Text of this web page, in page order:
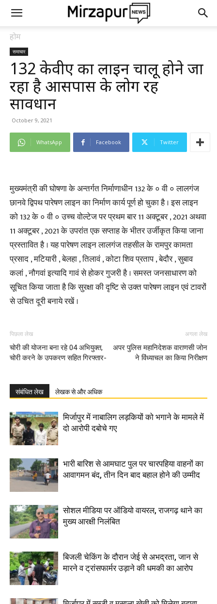
होम
समाचार
132 केवीए का लाइन चालू होने जा
रहा है आसपास के लोग रहें
सावधान
October 9, 2021
WhatsApp Facebook Twitter
मुख्यमंत्री की घोषणा के अन्तर्गत निर्माणाधीन 132 के ० वी ० लालगंज
छानवे द्विपथ पारेषण लाइन का निर्माण कार्य पूर्ण हो चुका है । इस लाइन
को 132 के ० वी ० उच्च वोल्टेज पर प्रथम बार 11 अक्टूबर , 2021 अथवा
11 अक्टूबर , 2021 के उपरांत एक सप्ताह के भीतर उर्जीकृत किया जाना
प्रस्तावित है । यह पारेषण लाइन लालगंज तहसील के रामपुर कामता
प्रसाद , मटियारी , बेलहा , तिलावं , कोटा शिव प्रताप , बेदौर , सुबाव
कलां , नौगवां इत्यादि गावं से होकर गुजरी है । समस्त जनसाधारण को
सूचित किया जाता है कि सुरक्षा की दृष्टि से उक्त पारेषण लाइन एवं टावरों
से उचित दूरी बनाये रखें ।
पिछला लेख
चोरी की योजना बना रहे 04 अभियुक्त,
चोरी करने के उपकरण सहित गिरफ्तार-
अगला लेख
अपर पुलिस महानिदेशक वाराणसी जोन
ने विंध्याचल का किया निरीक्षण
संबंधित लेख लेखक से और अधिक
मिर्जापुर में नाबालिग लड़कियों को भगाने के मामले में
दो आरोपी दबोचे गए
भारी बारिश से आमघाट पुल पर चारपहिया वाहनों का
आवागमन बंद, तीन दिन बाद बहाल होने की उम्मीद
सोशल मीडिया पर ऑडियो वायरल, राजगढ़ थाने का
मुख्य आरक्षी निलंबित
बिजली चेकिंग के दौरान जेई से अभद्रता, जान से
मारने व ट्रांसफार्मर उड़ाने की धमकी का आरोप